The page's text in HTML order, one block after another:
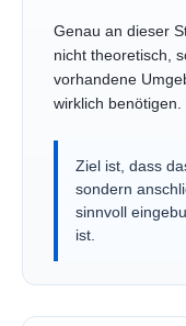
Genau an dieser
nicht theoretisch,
vorhandene
wirklich benötigen.
Ziel ist, dass
sondern
sinnvoll
ist.